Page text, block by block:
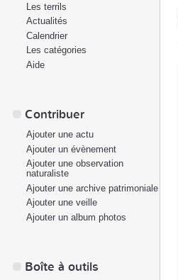
Les terrils
Actualités
Calendrier
Les catégories
Aide
Contribuer
Ajouter une actu
Ajouter un évènement
Ajouter une observation
naturaliste
Ajouter une archive patrimoniale
Ajouter une veille
Ajouter un album photos
Boîte à outils